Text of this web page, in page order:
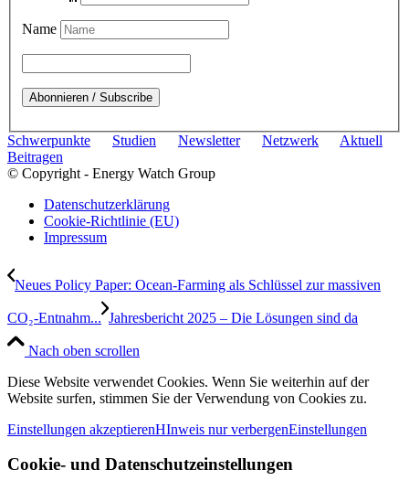
Name
Schwerpunkte Studien Newsletter Netzwerk
Aktuell
Beitragen
© Copyright - Energy Watch Group
Datenschutzerklärung
Cookie-Richtlinie (EU)
Impressum
Neues Policy Paper: Ocean-Farming als Schlüssel zur massiven
CO₂-Entnahm... Jahresbericht 2025 – Die Lösungen sind da
Nach oben scrollen
Diese Website verwendet Cookies. Wenn Sie weiterhin auf der
Website surfen, stimmen Sie der Verwendung von Cookies zu.
Einstellungen akzeptierenHInweis nur verbergenEinstellungen
Cookie- und Datenschutzeinstellungen